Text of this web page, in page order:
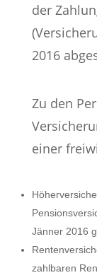
der
2016
Zu den
einer
Jänner 2016
zahlbaren